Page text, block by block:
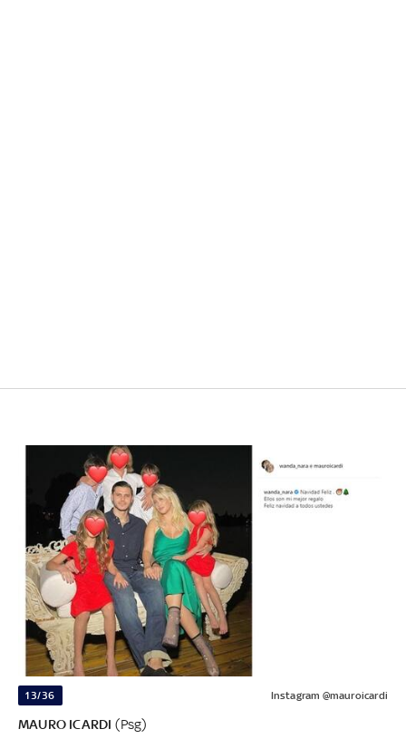
13/36 Instagram @mauroicardi
MAURO ICARDI (Psg)